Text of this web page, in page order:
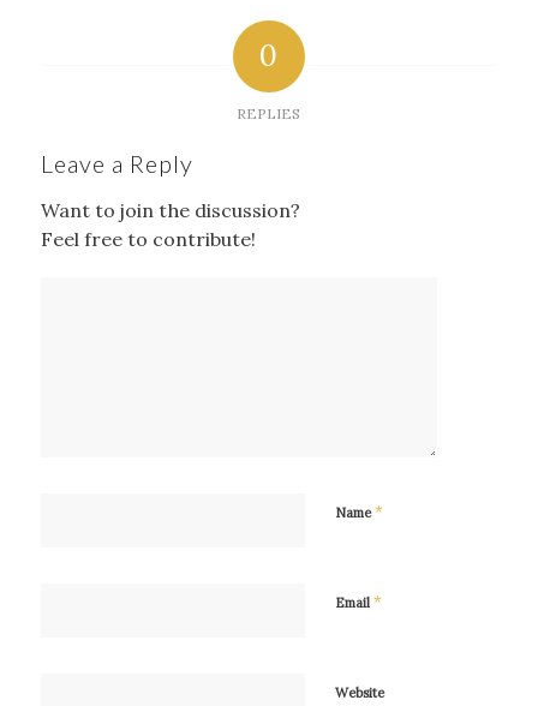
0
REPLIES
Leave a Reply
Want to join the discussion?
Feel free to contribute!
Name*
Email *
Website